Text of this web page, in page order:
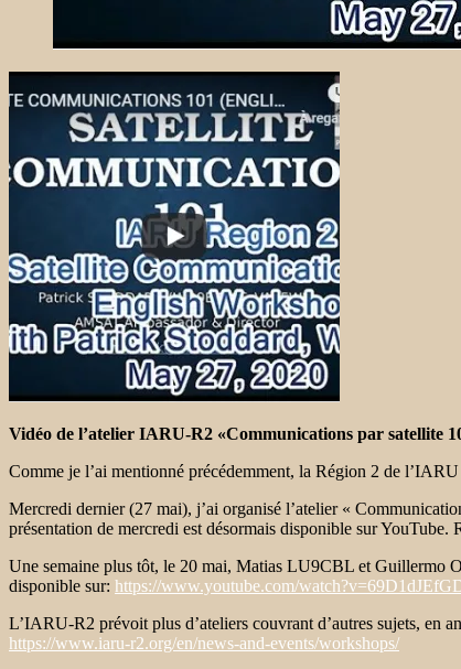
Vidéo de l’atelier IARU-R2 «Communications par satellite
Comme je l’ai mentionné précédemment, la Région 2 de
Mercredi dernier (27 mai), j’ai organisé l’atelier «
présentation de mercredi est désormais disponible sur YouTube.
Une semaine plus tôt, le 20 mai, Matias LU9CBL et Guillermo
disponible sur: https://www.youtube.com/
L’IARU-R2 prévoit plus d’ateliers couvrant d’autres sujets, en
https://www.iaru-r2.org/en/news-and-events/workshops/